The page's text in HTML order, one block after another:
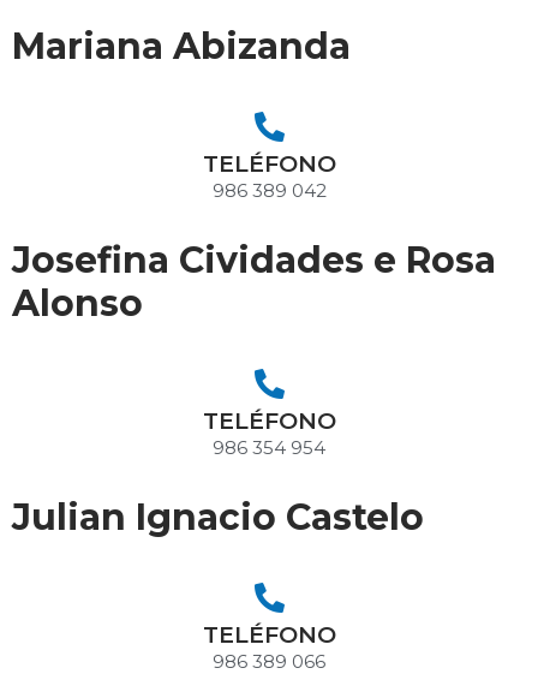
Mariana Abizanda
TELÉFONO
986 389 042
Josefina Cividades e Rosa
Alonso
TELÉFONO
986 354 954
Julian Ignacio Castelo
TELÉFONO
986 389 066